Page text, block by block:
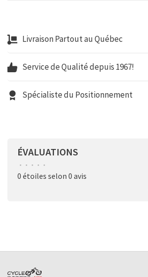
Livraison Partout au Québec
Service de Qualité depuis 1967!
Spécialiste du Positionnement
ÉVALUATIONS
• • • • •
0 étoiles selon 0 avis